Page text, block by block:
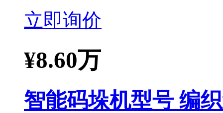
立即询价
¥8.60万
智能码垛机型号 编